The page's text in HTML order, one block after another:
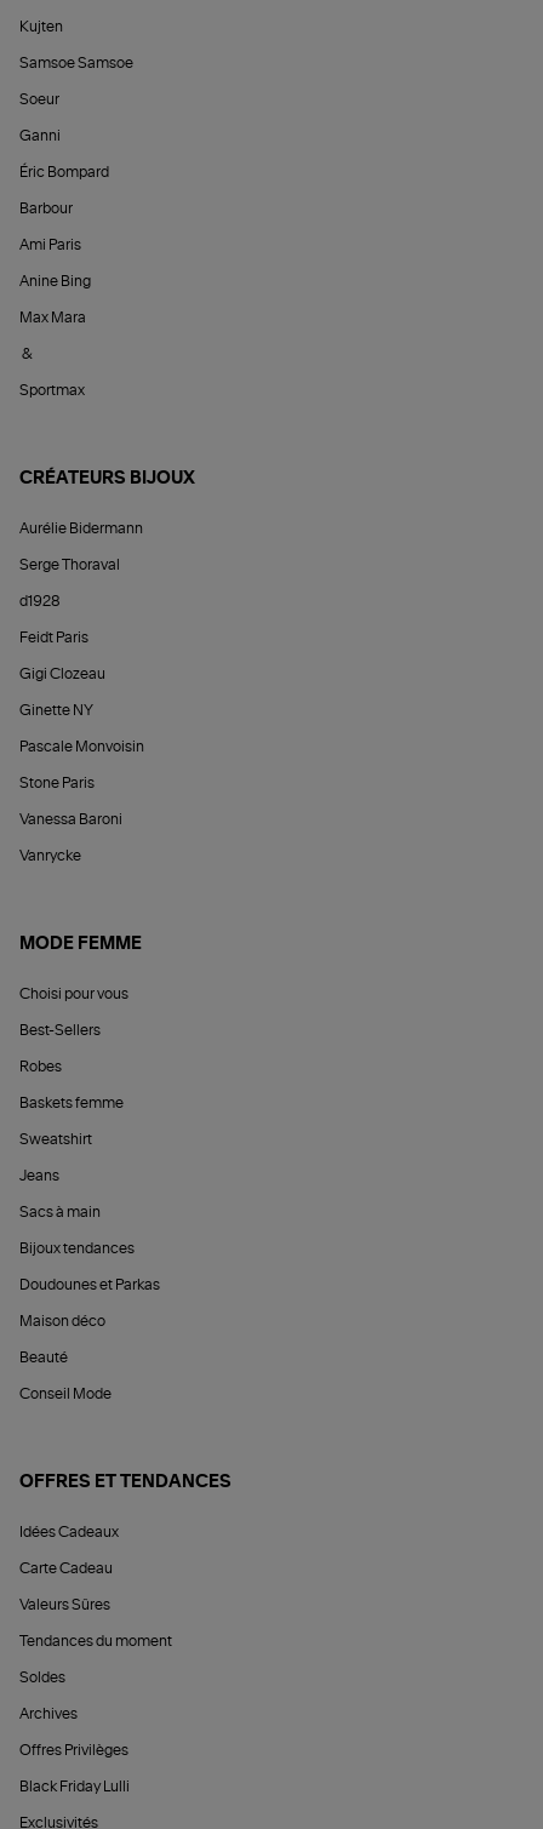
Kujten
Samsoe Samsoe
Soeur
Ganni
Éric Bompard
Barbour
Ami Paris
Anine Bing
Max Mara
&
Sportmax
CRÉATEURS BIJOUX
Aurélie Bidermann
Serge Thoraval
d1928
Feidt Paris
Gigi Clozeau
Ginette NY
Pascale Monvoisin
Stone Paris
Vanessa Baroni
Vanrycke
MODE FEMME
Choisi pour vous
Best-Sellers
Robes
Baskets femme
Sweatshirt
Jeans
Sacs à main
Bijoux tendances
Doudounes et Parkas
Maison déco
Beauté
Conseil Mode
OFFRES ET TENDANCES
Idées Cadeaux
Carte Cadeau
Valeurs Sûres
Tendances du moment
Soldes
Archives
Offres Privilèges
Black Friday Lulli
Exclusivités